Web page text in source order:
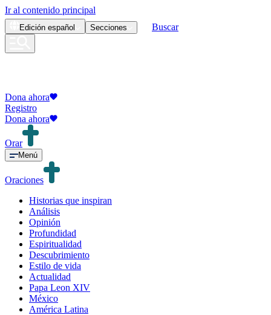
Ir al contenido principal
Edición español Secciones Buscar
Dona ahora
Registro
Dona ahora
Orar
Menú
Oraciones
Historias que inspiran
Análisis
Opinión
Profundidad
Espiritualidad
Descubrimiento
Estilo de vida
Actualidad
Papa Leon XIV
México
América Latina